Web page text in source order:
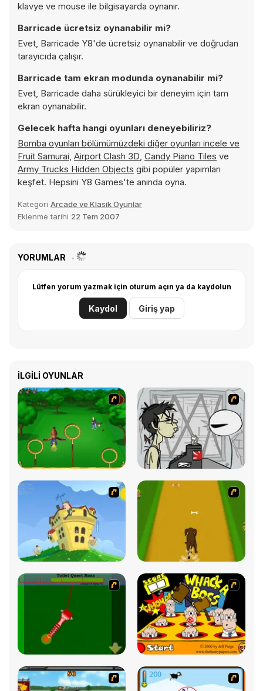
klavye ve mouse ile bilgisayarda oynanır.
Barricade ücretsiz oynanabilir mi?
Evet, Barricade Y8'de ücretsiz oynanabilir ve doğrudan
tarayıcıda çalışır.
Barricade tam ekran modunda oynanabilir mi?
Evet, Barricade daha sürükleyici bir deneyim için tam
ekran oynanabilir.
Gelecek hafta hangi oyunları deneyebiliriz?
Bomba oyunları bölümümüzdeki diğer oyunları incele ve
Fruit Samurai, Airport Clash 3D, Candy Piano Tiles ve
Army Trucks Hidden Objects gibi popüler yapımları
keşfet. Hepsini Y8 Games'te anında oyna.
Kategori Arcade ve Klasik Oyunlar
Eklenme tarihi 22 Tem 2007
YORUMLAR
Lütfen yorum yazmak için oturum açın ya da kaydolun
Kaydol Giriş yap
İLGILI OYUNLAR